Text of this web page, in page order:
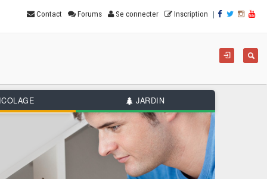
Contact Forums Se connecter Inscription |
JARDIN